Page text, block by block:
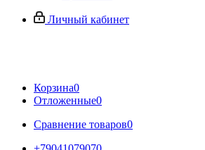
Личный кабинет
Корзина0
Отложенные0
Сравнение товаров0